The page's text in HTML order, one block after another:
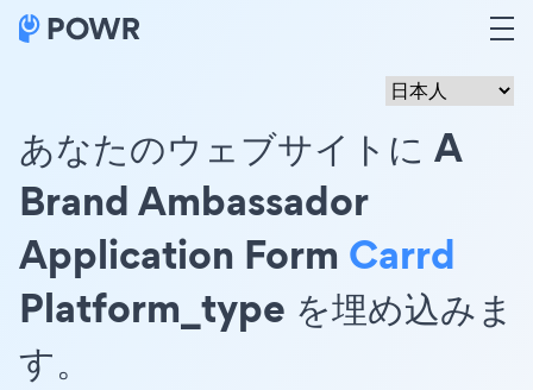
あなたのウェブサイトに A
Brand Ambassador
Application Form Carrd
Platform_type を埋め込みま
す。